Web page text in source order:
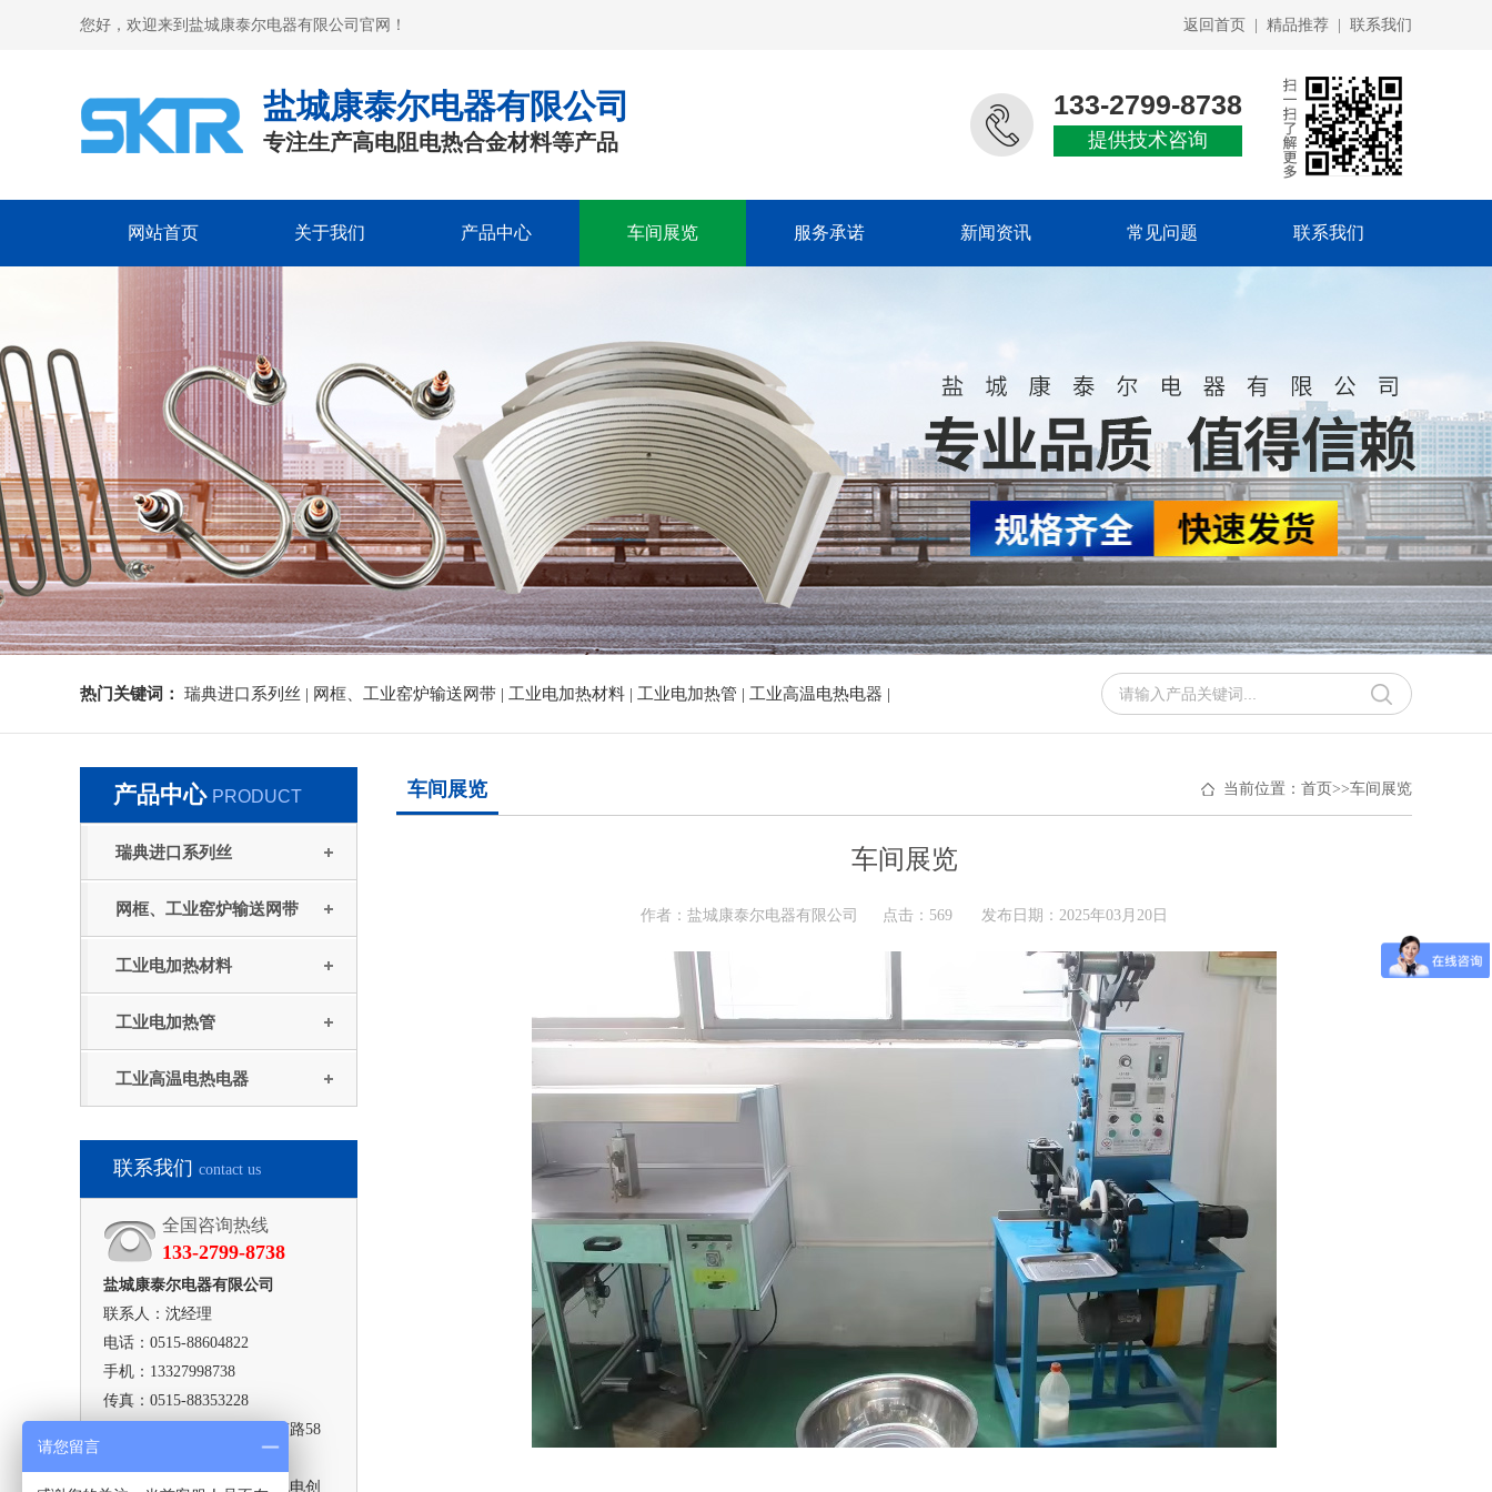
您好，欢迎来到盐城康泰尔电器有限公司官网！ 返回首页 精品推荐 联系我们
盐城康泰尔电器有限公司
专注生产高电阻电热合金材料等产品
133-2799-8738
提供技术咨询
网站首页 关于我们 产品中心 车间展览 服务承诺 新闻资讯 常见问题 联系我们
热门关键词： 瑞典进口系列丝 | 网框、工业窑炉输送网带 | 工业电加热材料 | 工业电加热管 | 工业高温电热电器 |
产品中心 PRODUCT
瑞典进口系列丝
网框、工业窑炉输送网带
工业电加热材料
工业电加热管
工业高温电热电器
联系我们 contact us
全国咨询热线
133-2799-8738
盐城康泰尔电器有限公司
联系人：沈经理
电话：0515-88604822
手机：13327998738
传真：0515-88353228
地址：江苏省盐城市解放南路58
厂址：江苏省射阳县特庸机电创
车间展览 当前位置： 首页 >>车间展览
车间展览
作者：盐城康泰尔电器有限公司 点击：569 发布日期：2025年03月20日
请您留言